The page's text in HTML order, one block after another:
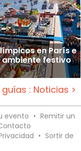
en París e
ambiente festivo
: Noticias >
evento • Remitir un
• Sortir de